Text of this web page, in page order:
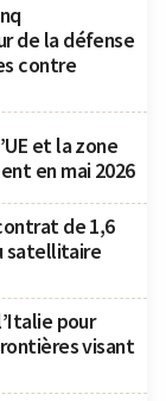
de la défense
contre
et la zone
en mai 2026
de 1,6
satellitaire
pour
visant